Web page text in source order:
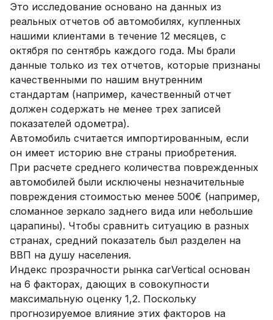
Это исследование основано на данных из
реальных отчетов об автомобилях, купленных
нашими клиентами в течение 12 месяцев, с
октября по сентябрь каждого года. Мы брали
данные только из тех отчетов, которые признаны
качественными по нашим внутренним
стандартам (например, качественный отчет
должен содержать не менее трех записей
показателей одометра).
Автомобиль считается импортированным, если
он имеет историю вне страны приобретения.
При расчете среднего количества поврежденных
автомобилей были исключены незначительные
повреждения стоимостью менее 500€ (например,
сломанное зеркало заднего вида или небольшие
царапины). Чтобы сравнить ситуацию в разных
странах, средний показатель был разделен на
ВВП на душу населения.
Индекс прозрачности рынка carVertical основан
на 6 факторах, дающих в совокупности
максимальную оценку 1,2. Поскольку
прогнозируемое влияние этих факторов на